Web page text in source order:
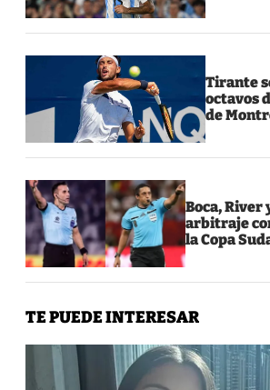
Tirante
octavos
de
Boca, River
arbitraje
la Copa
TE PUEDE INTERESAR